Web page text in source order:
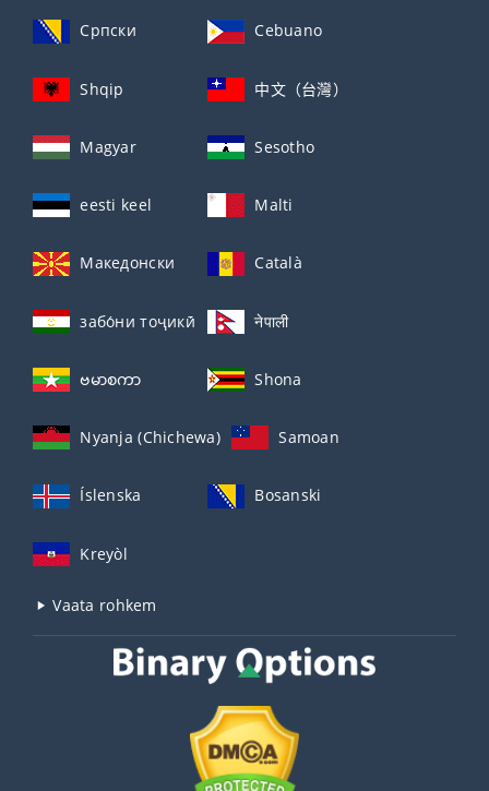
Српски Cebuano
Shqip 中文（台灣）
Magyar Sesotho
eesti keel Malti
Македонски Català
забо́ни тоҷикӣ́ नेपाली
ဗမာစကာ Shona
Nyanja (Chichewa) Samoan
Íslenska Bosanski
Kreyòl
Vaata rohkem